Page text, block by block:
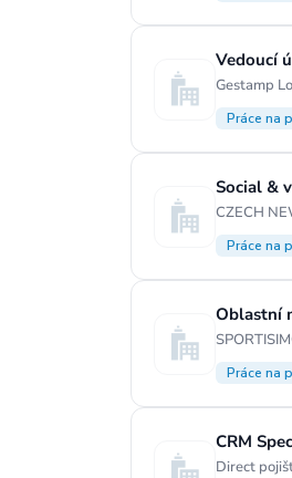
Vedoucí
Gestamp
Práce na
Social &
CZECH
Práce na
Oblastní
Práce na
CRM
Direct